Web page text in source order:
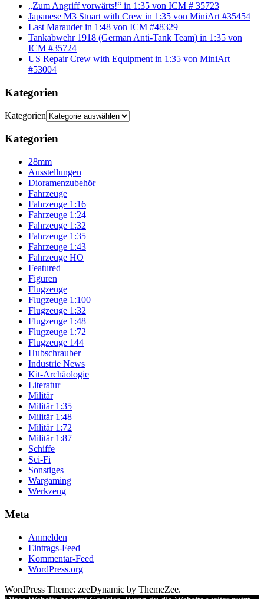
„Zum Angriff vorwärts!“ in 1:35 von ICM # 35723
Japanese M3 Stuart with Crew in 1:35 von MiniArt #35454
Last Marauder in 1:48 von ICM #48329
Tankabwehr 1918 (German Anti-Tank Team) in 1:35 von
ICM #35724
US Repair Crew with Equipment in 1:35 von MiniArt
#53004
Kategorien
Kategorien
Kategorien
28mm
Ausstellungen
Dioramenzubehör
Fahrzeuge
Fahrzeuge 1:16
Fahrzeuge 1:24
Fahrzeuge 1:32
Fahrzeuge 1:35
Fahrzeuge 1:43
Fahrzeuge HO
Featured
Figuren
Flugzeuge
Flugzeuge 1:100
Flugzeuge 1:32
Flugzeuge 1:48
Flugzeuge 1:72
Flugzeuge 144
Hubschrauber
Industrie News
Kit-Archäologie
Literatur
Militär
Militär 1:35
Militär 1:48
Militär 1:72
Militär 1:87
Schiffe
Sci-Fi
Sonstiges
Wargaming
Werkzeug
Meta
Anmelden
Eintrags-Feed
Kommentar-Feed
WordPress.org
WordPress Theme: zeeDynamic by ThemeZee.